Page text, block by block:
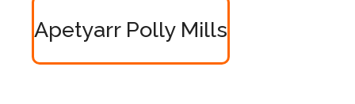
Apetyarr Polly Mills